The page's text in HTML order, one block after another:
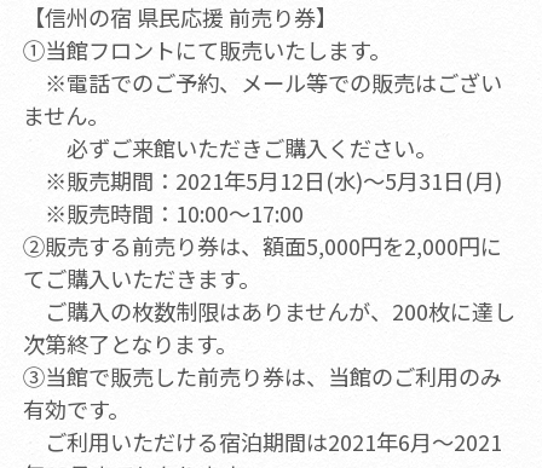
【信州の宿 県民応援 前売り券】
①当館フロントにて販売いたします。
※電話でのご予約、メール等での販売はござい
ません。
必ずご来館いただきご購入ください。
※販売期間：2021年5月12日(水)～5月31日(月)
※販売時間：10:00～17:00
②販売する前売り券は、額面5,000円を2,000円に
てご購入いただきます。
ご購入の枚数制限はありませんが、200枚に達し
次第終了となります。
③当館で販売した前売り券は、当館のご利用のみ
有効です。
ご利用いただける宿泊期間は2021年6月～2021